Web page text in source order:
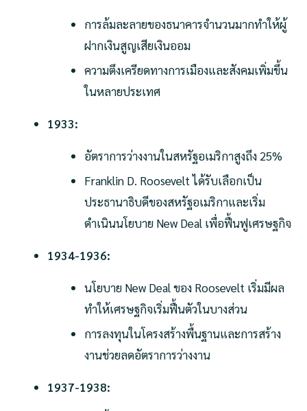
การล้มละลายของธนาคารจำนวนมากทำให้ผู้
ฝากเงินสูญเสียเงินออม
ความตึงเครียดทางการเมืองและสังคมเพิ่มขึ้น
ในหลายประเทศ
1933:
อัตราการว่างงานในสหรัฐอเมริกาสูงถึง 25%
Franklin D. Roosevelt ได้รับเลือกเป็น
ประธานาธิบดีของสหรัฐอเมริกาและเริ่ม
ดำเนินนโยบาย New Deal เพื่อฟื้นฟูเศรษฐกิจ
1934-1936:
นโยบาย New Deal ของ Roosevelt เริ่มมีผล
ทำให้เศรษฐกิจเริ่มฟื้นตัวในบางส่วน
การลงทุนในโครงสร้างพื้นฐานและการสร้าง
งานช่วยลดอัตราการว่างงาน
1937-1938: